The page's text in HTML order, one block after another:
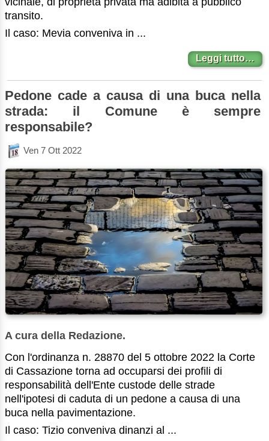
transito.
Il caso: Mevia conveniva in ...
Leggi tutto…
Pedone cade a causa di una buca nella
strada: il Comune è sempre
responsabile?
Ven 7 Ott 2022
A cura della Redazione.
Con l'ordinanza n. 28870 del 5 ottobre 2022 la Corte
di Cassazione torna ad occuparsi dei profili di
responsabilità dell'Ente custode delle strade
nell'ipotesi di caduta di un pedone a causa di una
buca nella pavimentazione.
Il caso: Tizio conveniva dinanzi al ...